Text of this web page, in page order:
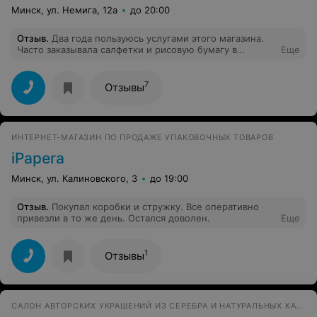
Минск, ул. Немига, 12а до 20:00
Отзыв. Два года пользуюсь услугами этого магазина.
Часто заказывала салфетки и рисовую бумагу в
продавцы.По моей просьбе был оставлен товар на
неделю, т.к. живу в Новополоцке.Желаем продавцам
хорошего спроса на весь ассортимент товара,
благополучия во всем, добрых и ласковых
покупателей!
Еще
Отзывы7
ИНТЕРНЕТ-МАГАЗИН ПО ПРОДАЖЕ УПАКОВОЧНЫХ ТОВАРОВ
iPapera
Минск, ул. Калиновского, 3 до 19:00
Отзыв. Покупал коробки и стружку. Все оперативно
привезли в то же день. Остался доволен.
Еще
Отзывы1
САЛОН АВТОРСКИХ УКРАШЕНИЙ ИЗ СЕРЕБРА И НАТУРАЛЬНЫХ КАМНЕЙ